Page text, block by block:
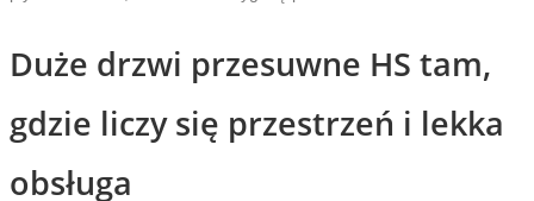
Duże drzwi przesuwne HS tam,
gdzie liczy się przestrzeń i lekka
obsługa